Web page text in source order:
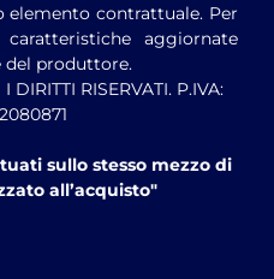
contrattuale. Per
aggiornate
del produttore.
DIRITTI RISERVATI. P.IVA:
sullo stesso mezzo di
all’acquisto"